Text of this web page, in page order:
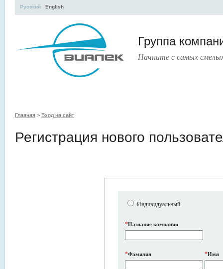
Группа
Начните с самых
Русский English
Главная > Вход на сайт
Регистрация нового
Индивидуальный
*Название компании
*Фамилия *Имя